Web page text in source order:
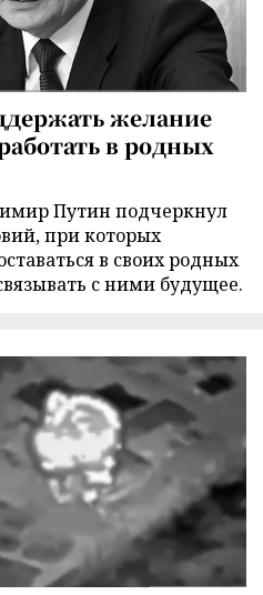
желание
в родных
Путин подчеркнул
при которых
в своих родных
с ними будущее.